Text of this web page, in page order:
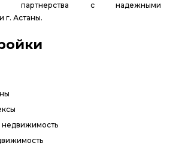
партнерства с надежными
г. Астаны.